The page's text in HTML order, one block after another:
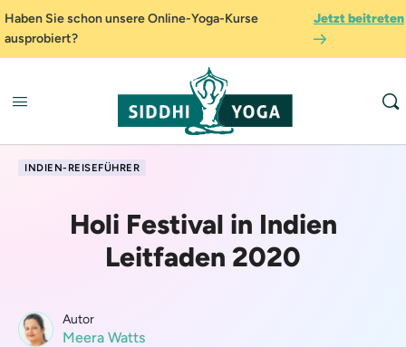
Haben Sie schon unsere Online-Yoga-Kurse
ausprobiert?
Jetzt beitreten
INDIEN-REISEFÜHRER
Holi Festival in Indien
Leitfaden 2020
Autor
Meera Watts